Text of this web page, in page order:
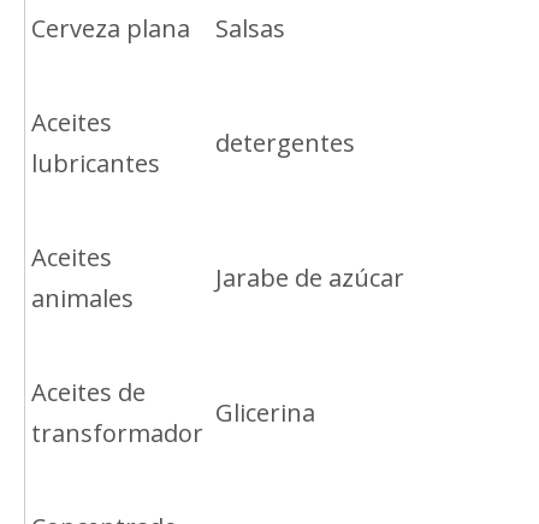
Cerveza plana Salsas
Aceites
lubricantes
detergentes
Aceites
animales
Jarabe de azúcar
Aceites de
transformador
Glicerina